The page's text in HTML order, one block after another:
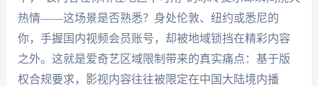
热情——这场景是否熟悉？身处伦敦、纽约或悉尼的
你，手握国内视频会员账号，却被地域锁挡在精彩内容
之外。这就是爱奇艺区域限制带来的真实痛点：基于版
权合规要求，影视内容往往被限定在中国大陆境内播